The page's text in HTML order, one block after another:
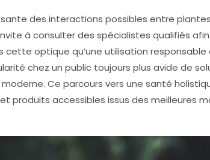
des interactions possibles entre
à consulter des spécialistes qualifiés afin
cette optique qu’une utilisation
chez un public toujours plus avide de
Ce parcours vers une santé
produits accessibles issus des meilleures